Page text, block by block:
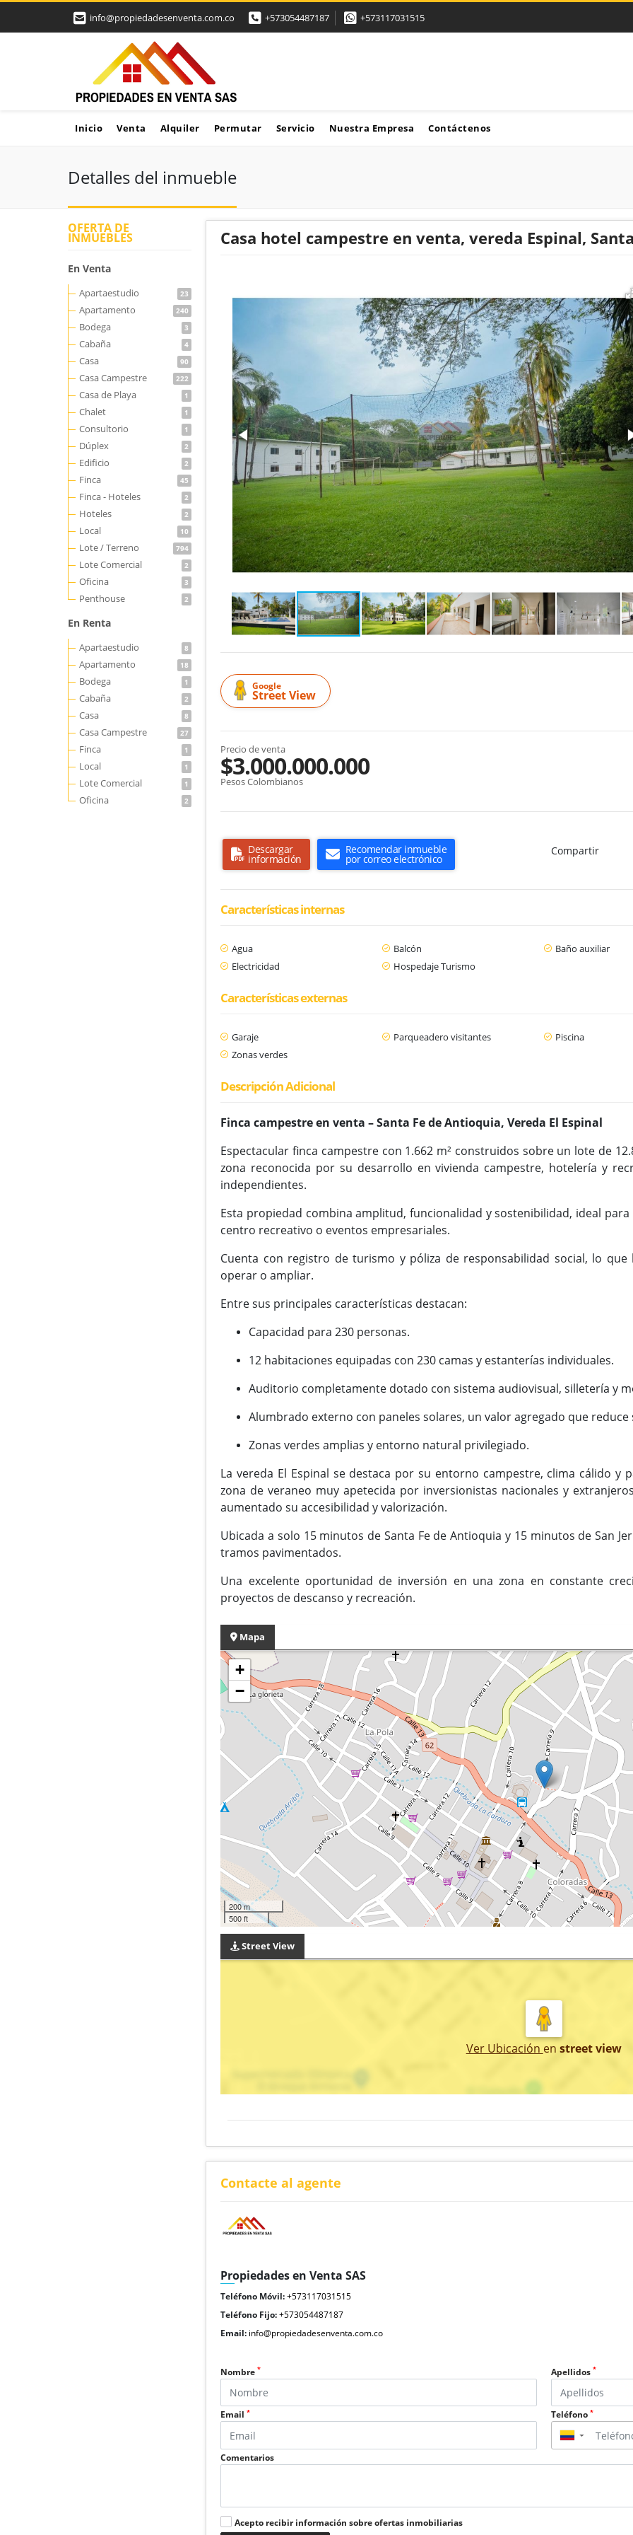
info@propiedadesenventa.com.co +573054487187 +573117031515
Inicio Venta Alquiler Permutar Servicio Nuestra Empresa Contáctenos
Detalles del inmueble
OFERTA DE
INMUEBLES
En Venta
Apartaestudio 23
Apartamento 240
Bodega 3
Cabaña 4
Casa 90
Casa Campestre 222
Casa de Playa 1
Chalet 1
Consultorio 1
Dúplex 2
Edificio 2
Finca 45
Finca - Hoteles 2
Hoteles 2
Local 10
Lote / Terreno 794
Lote Comercial 2
Oficina 3
Penthouse 2
En Renta
Apartaestudio 8
Apartamento 18
Bodega 1
Cabaña 2
Casa 8
Casa Campestre 27
Finca 1
Local 1
Lote Comercial 1
Oficina 2
Casa hotel campestre en venta, vereda Espinal,
Google
Street View
Precio de venta
$3.000.000.000
Pesos Colombianos
Descargar
información
Recomendar inmueble
por correo electrónico
Compartir
Características internas
Agua Balcón Baño auxiliar
Electricidad
Hospedaje Turismo
Características externas
Garaje Parqueadero visitantes Piscina
Zonas verdes
Descripción Adicional
Finca campestre en venta – Santa Fe de Antioquia, Vereda El Espinal
Espectacular finca campestre con 1.662 m² construidos sobre un lote de
zona reconocida por su desarrollo en vivienda campestre, hotelería y
independientes.
Esta propiedad combina amplitud, funcionalidad y sostenibilidad, ideal
centro recreativo o eventos empresariales.
Cuenta con registro de turismo y póliza de responsabilidad social, lo
operar o ampliar.
Entre sus principales características destacan:
Capacidad para 230 personas.
12 habitaciones equipadas con 230 camas y estanterías individuales.
Auditorio completamente dotado con sistema audiovisual, silletería y
Alumbrado externo con paneles solares, un valor agregado que
Zonas verdes amplias y entorno natural privilegiado.
La vereda El Espinal se destaca por su entorno campestre, clima cálido y
zona de veraneo muy apetecida por inversionistas nacionales y
aumentado su accesibilidad y valorización.
Ubicada a solo 15 minutos de Santa Fe de Antioquia y 15 minutos de San
tramos pavimentados.
Una excelente oportunidad de inversión en una zona en constante
proyectos de descanso y recreación.
Mapa
+
−
200 m
500 ft
Street View
Ver Ubicación en street view
Contacte al agente
Propiedades en Venta SAS
Teléfono Móvil:+573117031515
Teléfono Fijo:+573054487187
Email: info@propiedadesenventa.com.co
Nombre* Apellidos *
Email* Teléfono *
▼
Comentarios
Acepto recibir información sobre ofertas inmobiliarias